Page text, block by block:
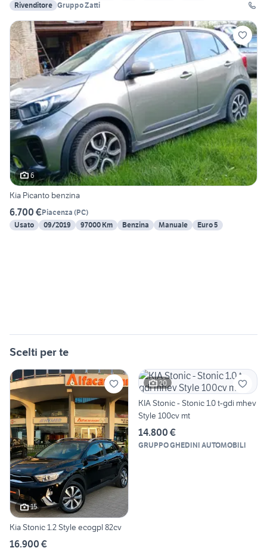
Rivenditore Gruppo Zatti
6
Kia Picanto benzina
6.700 €Piacenza (PC)
Usato
09/2019 97000 Km Benzina Manuale Euro 5
Scelti per te
15
Kia Stonic 1.2 Style ecogpl 82cv
16.900 €
20
KIA Stonic - Stonic 1.0 t-gdi mhev
Style 100cv mt
14.800 €
GRUPPO GHEDINI AUTOMOBILI